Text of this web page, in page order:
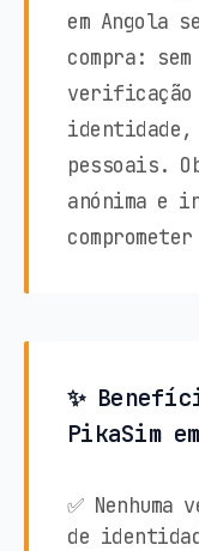
em Angola
compra:
verificação
identidade,
pessoais.
anónima e
✨
PikaSim
✅
de